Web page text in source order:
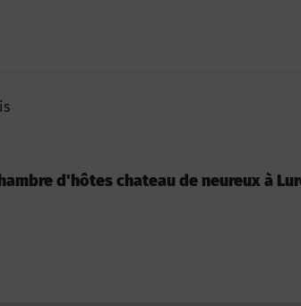
d'hôtes chateau de neureux à